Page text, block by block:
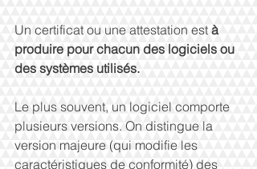
Un certificat ou une attestation est à
produire pour chacun des logiciels ou
des systèmes utilisés.
Le plus souvent, un logiciel comporte
plusieurs versions. On distingue la
version majeure (qui modifie les
caractéristiques de conformité) des